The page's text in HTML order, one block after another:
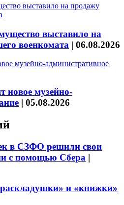
выставило на
военкомата | 06.08.2026
новое музейно-
| 05.08.2026
в СЗФО решили свои
с помощью Сбера |
и «книжки»